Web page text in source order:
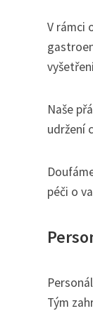
V rámci
Naše
udržení
péči o
Tým